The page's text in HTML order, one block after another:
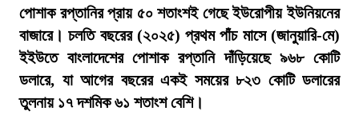
পোশাক রপ্তানির প্রায় ৫০ শতাংশই গেছে ইউরোপীয় ইউনিয়নের
বাজারে। চলতি বছরের (২০২৫) প্রথম পাঁচ মাসে (জানুয়ারি-মে)
ইইউতে বাংলাদেশের পোশাক রপ্তানি দাঁড়িয়েছে ৯৬৮ কোটি
ডলারে, যা আগের বছরের একই সময়ের ৮২৩ কোটি ডলারের
তুলনায় ১৭ দশমিক ৬১ শতাংশ বেশি।